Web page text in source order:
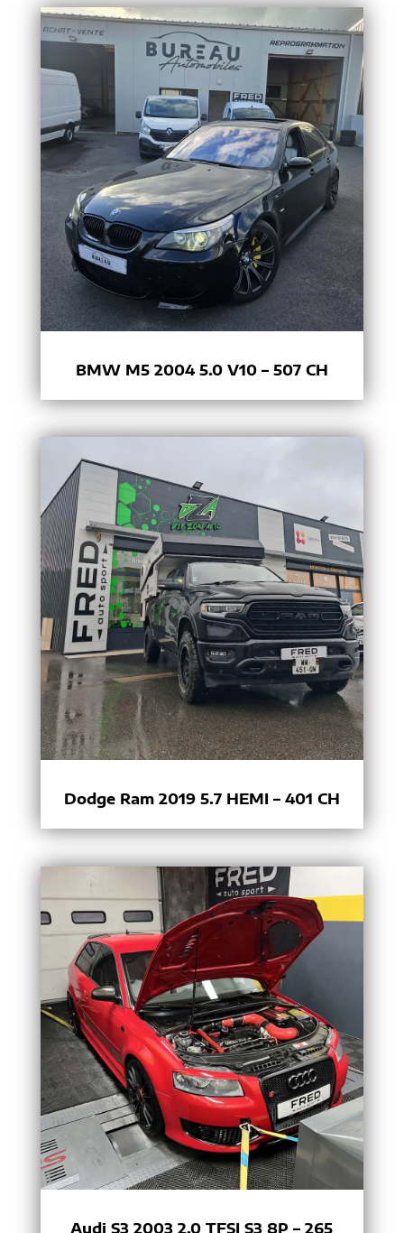
BMW M5 2004 5.0 V10 – 507 CH
Dodge Ram 2019 5.7 HEMI – 401 CH
Audi S3 2003 2.0 TFSI S3 8P – 265